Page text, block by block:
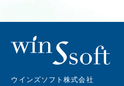
ウインズソフト株式会社